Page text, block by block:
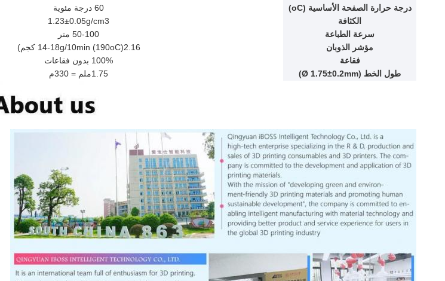
درجة حرارة الصفحة الأساسية (oC)
60 درجة مئوية
الكثافة
1.23±0.05g/cm3
سرعة الطباعة
50-100 متر
مؤشر الذوبان
14-18g/10min (190oC)2.16 كجم)
فقاعة
100% بدون فقاعات
طول الخط (Ø 1.75±0.2mm)
1.75ملم = 330م